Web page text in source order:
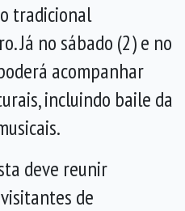
tradicional
Já no sábado (2) e no
acompanhar
incluindo baile da
deve reunir
de